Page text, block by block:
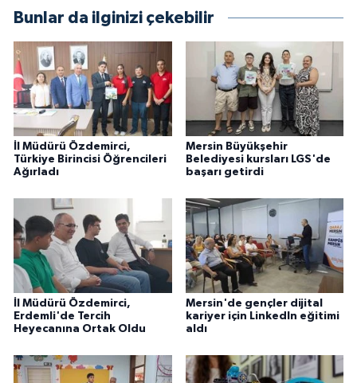
Bunlar da ilginizi çekebilir
İl Müdürü Özdemirci,
Türkiye Birincisi Öğrencileri
Ağırladı
Mersin Büyükşehir
Belediyesi kursları LGS'de
başarı getirdi
İl Müdürü Özdemirci,
Erdemli'de Tercih
Heyecanına Ortak Oldu
Mersin'de gençler dijital
kariyer için LinkedIn eğitimi
aldı